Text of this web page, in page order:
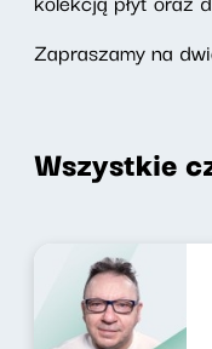
Zapraszamy na
Wszystkie